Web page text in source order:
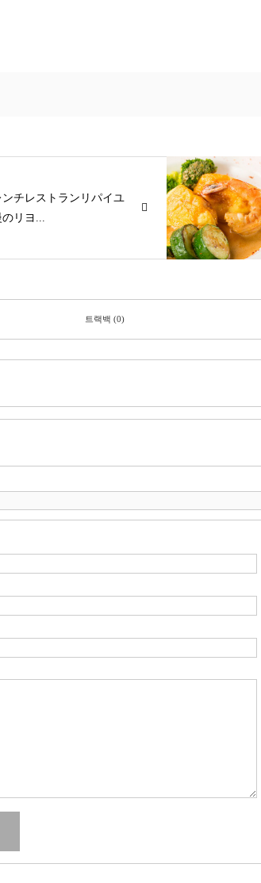
ンチレストランリパイユ
リヨ...
트랙백 (0)